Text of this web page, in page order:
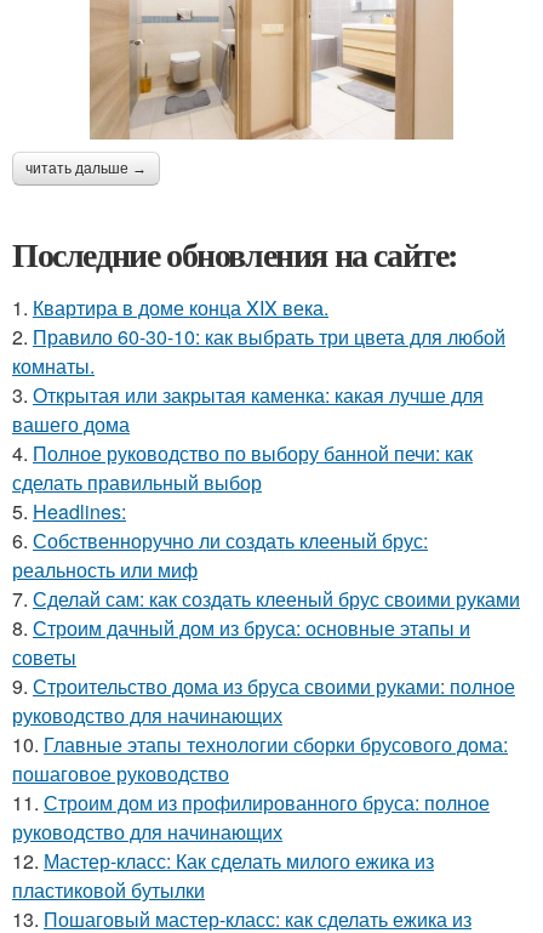
читать дальше →
Последние обновления на сайте:
1. Квартира в доме конца XIX века.
2. Правило 60-30-10: как выбрать три цвета для любой
комнаты.
3. Открытая или закрытая каменка: какая лучше для
вашего дома
4. Полное руководство по выбору банной печи: как
сделать правильный выбор
5. Headlines:
6. Собственноручно ли создать клееный брус:
реальность или миф
7. Сделай сам: как создать клееный брус своими руками
8. Строим дачный дом из бруса: основные этапы и
советы
9. Строительство дома из бруса своими руками: полное
руководство для начинающих
10. Главные этапы технологии сборки брусового дома:
пошаговое руководство
11. Строим дом из профилированного бруса: полное
руководство для начинающих
12. Мастер-класс: Как сделать милого ежика из
пластиковой бутылки
13. Пошаговый мастер-класс: как сделать ежика из